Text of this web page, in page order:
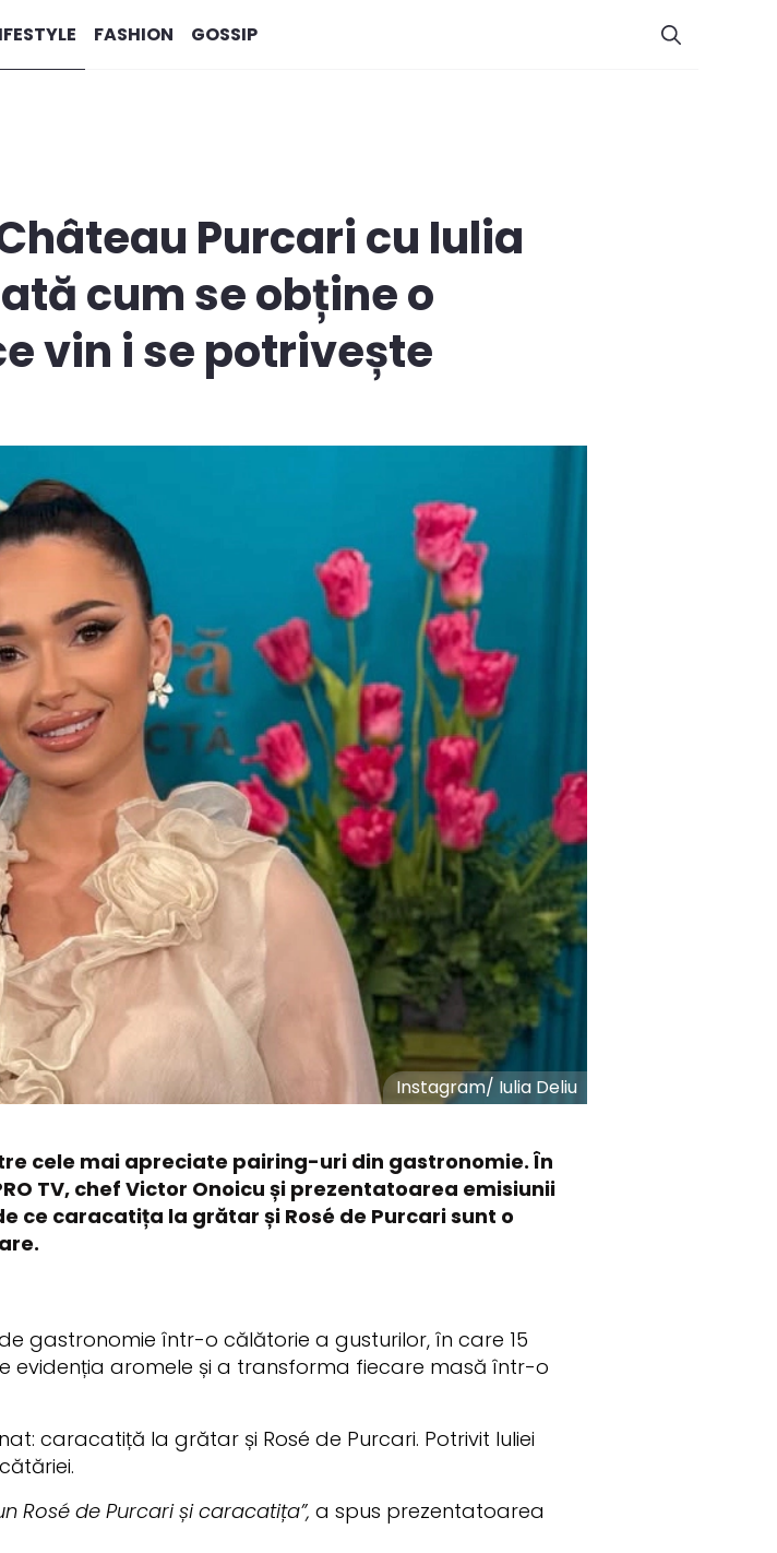
FASHION GOSSIP
Purcari cu Iulia
cum se obține o
vin i se potrivește
Instagram/ Iulia Deliu
cele mai apreciate pairing-uri din gastronomie. În
TV, chef Victor Onoicu și prezentatoarea emisiunii
ce caracatița la grătar și Rosé de Purcari sunt o
gastronomie într-o călătorie a gusturilor, în care 15
evidenția aromele și a transforma fiecare masă într-o
caracatiță la grătar și Rosé de Purcari. Potrivit Iuliei
Rosé de Purcari și caracatița”, a spus prezentatoarea